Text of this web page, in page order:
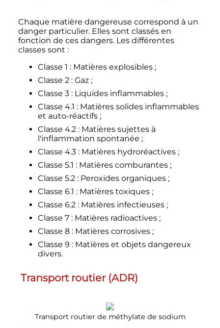
Chaque matière dangereuse correspond à un
danger particulier. Elles sont classés en
fonction de ces dangers. Les différentes
classes sont :
Classe 1 : Matières explosibles ;
Classe 2 : Gaz ;
Classe 3 : Liquides inflammables ;
Classe 4.1 : Matières solides inflammables
et auto-réactifs ;
Classe 4.2 : Matières sujettes à
l'inflammation spontanée ;
Classe 4.3 : Matières hydroréactives ;
Classe 5.1 : Matières comburantes ;
Classe 5.2 : Peroxides organiques ;
Classe 6.1 : Matières toxiques ;
Classe 6.2 : Matières infectieuses ;
Classe 7 : Matières radioactives ;
Classe 8 : Matières corrosives ;
Classe 9 : Matières et objets dangereux
divers.
Transport routier (ADR)
Transport routier de méthylate de sodium